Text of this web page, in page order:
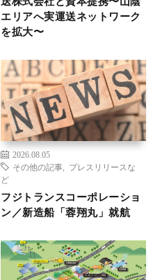
エリアへ実運送ネットワーク
を拡大〜
2026.08.05
その他の記事
プレスリリースな
ど
フジトランスコーポレーショ
ン／新造船「蓉翔丸」就航